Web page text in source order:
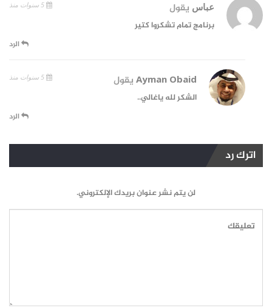
عباس يقول
برنامج تمام تشكروا كتير
الرد
Ayman Obaid يقول
الشكر لله ياغالي..
الرد
اترك رد
لن يتم نشر عنوان بريدك الإلكتروني.